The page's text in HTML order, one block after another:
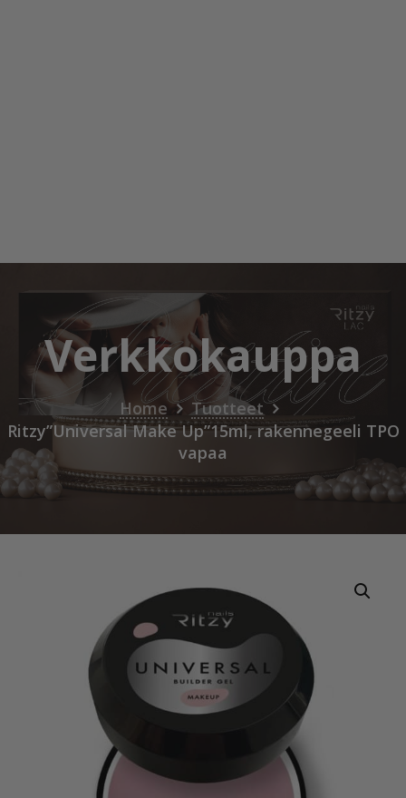
Verkkokauppa
Home
Tuotteet
Ritzy”Universal Make Up”15ml, rakennegeeli TPO
vapaa